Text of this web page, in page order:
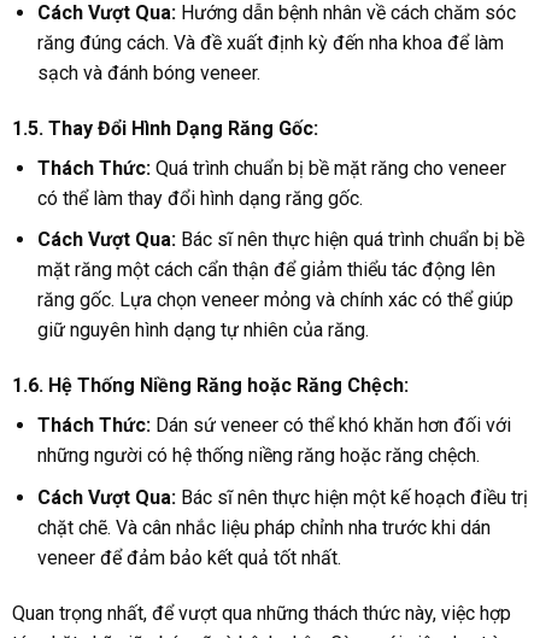
Cách Vượt Qua:Hướng dẫn bệnh nhân về cách chăm sóc
răng đúng cách. Và đề xuất định kỳ đến nha khoa để làm
sạch và đánh bóng veneer.
1.5. Thay Đổi Hình Dạng Răng Gốc:
Thách Thức:Quá trình chuẩn bị bề mặt răng cho veneer
có thể làm thay đổi hình dạng răng gốc.
Cách Vượt Qua:Bác sĩ nên thực hiện quá trình chuẩn bị bề
mặt răng một cách cẩn thận để giảm thiểu tác động lên
răng gốc. Lựa chọn veneer mỏng và chính xác có thể giúp
giữ nguyên hình dạng tự nhiên của răng.
1.6. Hệ Thống Niềng Răng hoặc Răng Chệch:
Thách Thức:Dán sứ veneer có thể khó khăn hơn đối với
những người có hệ thống niềng răng hoặc răng chệch.
Cách Vượt Qua:Bác sĩ nên thực hiện một kế hoạch điều trị
chặt chẽ. Và cân nhắc liệu pháp chỉnh nha trước khi dán
veneer để đảm bảo kết quả tốt nhất.
Quan trọng nhất, để vượt qua những thách thức này, việc hợp